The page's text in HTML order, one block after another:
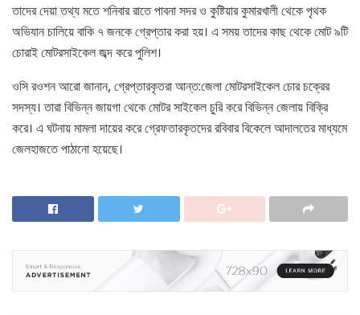
তাদের দেয়া তথ্য মতে শনিবার রাতে পাবনা সদর ও কুষ্টিয়ার কুমারখালী থেকে পৃথক
অভিযান চালিয়ে বাকি ৭ জনকে গ্রেপ্তার করা হয়। এ সময় তাদের কাছ থেকে মোট ৯টি
চোরাই মোটরসাইকেল জব্দ করে পুলিশ।
ওসি রওশন আরো জানান, গ্রেপ্তারকৃতরা আন্ত:জেলা মোটরসাইকেল চোর চক্রের
সদস্য। তারা বিভিন্ন জায়গা থেকে মোটর সাইকেল চুরি করে বিভিন্ন জেলায় বিক্রি
করে। এ ঘটনায় মামলা দায়ের করে গ্রেফতারকৃতদের রবিবার বিকেলে আদালতের মাধ্যমে
জেলহাজতে পাঠানো হয়েছে।